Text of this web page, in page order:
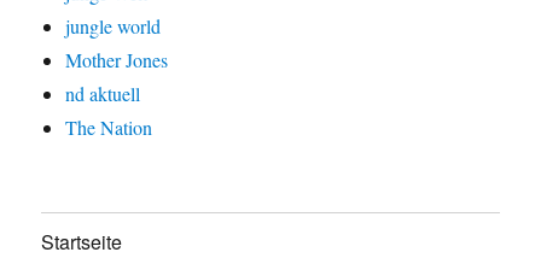
jungle world
Mother Jones
nd aktuell
The Nation
Startseite